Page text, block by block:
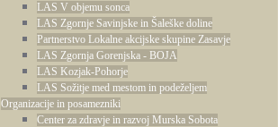
LAS V objemu sonca
LAS Zgornje Savinjske in Šaleške doline
Partnerstvo Lokalne akcijske skupine Zasavje
LAS Zgornja Gorenjska - BOJA
LAS Kozjak-Pohorje
LAS Sožitje med mestom in podeželjem
Organizacije in posamezniki
Center za zdravje in razvoj Murska Sobota